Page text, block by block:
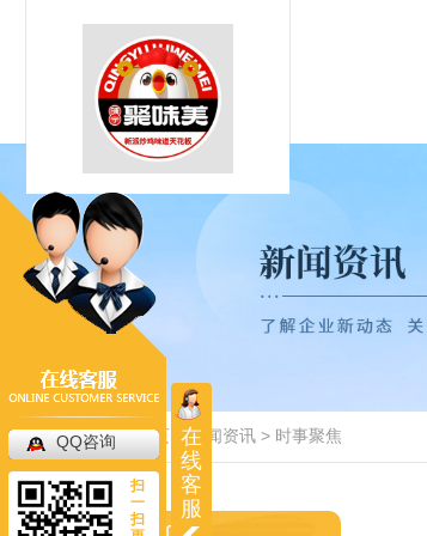
当前位置：首页 >新闻资讯 > 时事聚焦
在
线
客
服
QQ咨询
扫
一
扫